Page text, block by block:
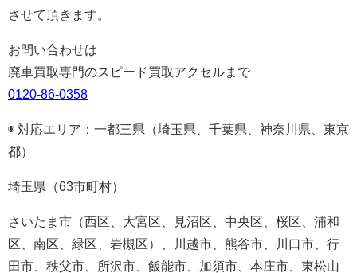
させて頂きます。
お問い合わせは
廃車買取専門のスピード買取アクセルまで
0120-86-0358
◉ 対応エリア：一都三県（埼玉県、千葉県、神奈川県、東京
都）
埼玉県（63市町村）
さいたま市（西区、大宮区、見沼区、中央区、桜区、浦和
区、南区、緑区、岩槻区）、川越市、熊谷市、川口市、行
田市、秩父市、所沢市、飯能市、加須市、本庄市、東松山